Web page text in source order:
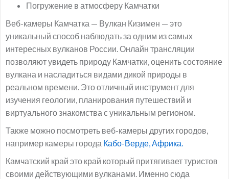
Погружение в атмосферу Камчатки
Веб-камеры Камчатка — Вулкан Кизимен — это
уникальный способ наблюдать за одним из самых
интересных вулканов России. Онлайн трансляции
позволяют увидеть природу Камчатки, оценить состояние
вулкана и насладиться видами дикой природы в
реальном времени. Это отличный инструмент для
изучения геологии, планирования путешествий и
виртуального знакомства с уникальным регионом.
Также можно посмотреть веб-камеры других городов,
например камеры города Кабо-Верде, Африка.
Камчатский край это край который притягивает туристов
своими действующими вулканами. Именно сюда